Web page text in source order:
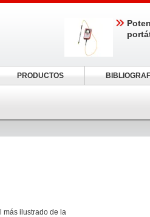
más ilustrado de la
PRODUCTOS